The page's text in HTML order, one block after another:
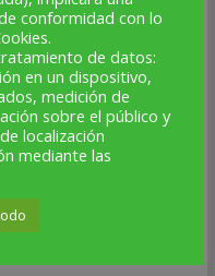
YouTube Correo electrónico
conformidad con lo
de datos:
en un dispositivo,
medición de
sobre el público y
localización
mediante las